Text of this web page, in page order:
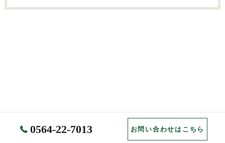
0564-22-7013 お問い合わせはこちら